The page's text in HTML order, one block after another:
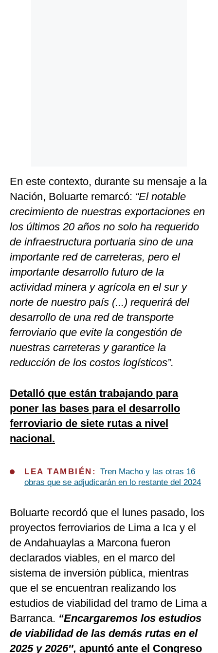
En este contexto, durante su mensaje a la
Nación, Boluarte remarcó: “El notable
crecimiento de nuestras exportaciones en
los últimos 20 años no solo ha requerido
de infraestructura portuaria sino de una
importante red de carreteras, pero el
importante desarrollo futuro de la
actividad minera y agrícola en el sur y
norte de nuestro país (...) requerirá del
desarrollo de una red de transporte
ferroviario que evite la congestión de
nuestras carreteras y garantice la
reducción de los costos logísticos”.
Detalló que están trabajando para
poner las bases para el desarrollo
ferroviario de siete rutas a nivel
nacional.
LEA TAMBIÉN: Tren Macho y las otras 16
obras que se adjudicarán en lo restante del 2024
Boluarte recordó que el lunes pasado, los
proyectos ferroviarios de Lima a Ica y el
de Andahuaylas a Marcona fueron
declarados viables, en el marco del
sistema de inversión pública, mientras
que el se encuentran realizando los
estudios de viabilidad del tramo de Lima a
Barranca. “Encargaremos los estudios
de viabilidad de las demás rutas en el
2025 y 2026″, apuntó ante el Congreso